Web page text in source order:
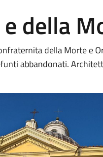
e della
della Morte e
abbandonati.